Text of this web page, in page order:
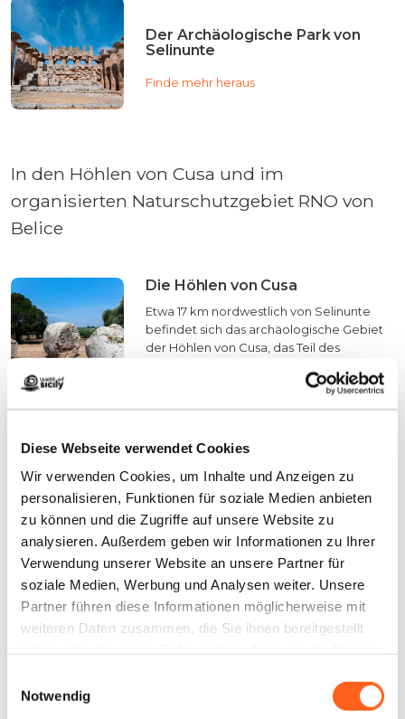
Diese Webseite verwendet Cookies
Wir verwenden Cookies, um Inhalte und Anzeigen zu
personalisieren, Funktionen für soziale Medien anbieten
zu können und die Zugriffe auf unsere Website zu
analysieren. Außerdem geben wir Informationen zu Ihrer
Verwendung unserer Website an unsere Partner für
soziale Medien, Werbung und Analysen weiter. Unsere
Partner führen diese Informationen möglicherweise mit
weiteren Daten zusammen, die Sie ihnen bereitgestellt
Notwendig
Der Archäologische Park von
Selinunte
Finde mehr heraus
In den Höhlen von Cusa und im
organisierten Naturschutzgebiet RNO von
Belice
Die Höhlen von Cusa
Etwa 17 km nordwestlich von Selinunte
befindet sich das archäologische Gebiet
der Höhlen von Cusa, das Teil des
da diese Steinbrüche in engem
Finde mehr heraus
Im Archäologischen Park von Segesta und
im Wald von Angimbè
Der Archäologische Park von
Segesta
Segesta, das zusammen mit Eryx (Erice)
inmitten einer hügeligen mediterranen